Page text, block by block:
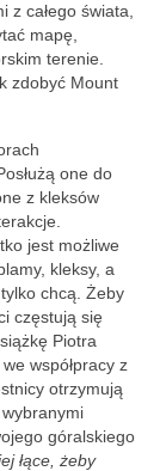
GBP
całego świata,
mapę,
terenie.
zdobyć Mount
one do
z kleksów
jest możliwe
kleksy, a
chcą. Żeby
częstują się
Piotra
współpracy z
otrzymują
góralskiego
łące, żeby